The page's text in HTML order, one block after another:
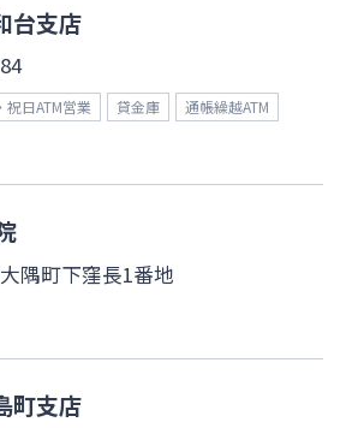
台支店
祝日ATM営業 貸金庫
通帳繰越ATM
隅町下窪長1番地
町支店